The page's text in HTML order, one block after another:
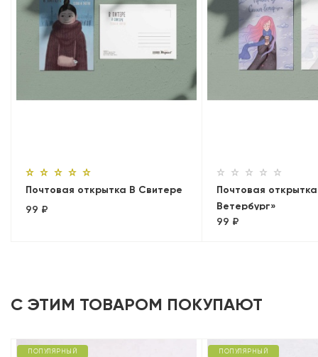
Почтовая открытка В Свитере
99 ₽
Почтовая
Ветербург»
99 ₽
С ЭТИМ ТОВАРОМ ПОКУПАЮТ
ПОПУЛЯРНЫЙ ПОПУЛЯРНЫЙ